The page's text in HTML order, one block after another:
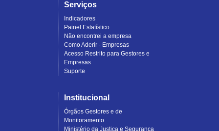
Serviços
Indicadores
Painel Estatístico
Não encontrei a empresa
Como Aderir - Empresas
Acesso Restrito para Gestores e
Empresas
Suporte
Institucional
Órgãos Gestores e de
Monitoramento
Ministério da Justiça e Segurança